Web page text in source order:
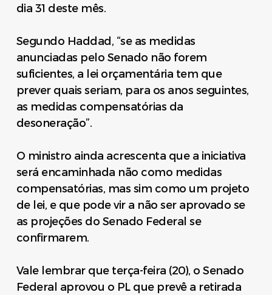
dia 31 deste mês.
Segundo Haddad, “se as medidas
anunciadas pelo Senado não forem
suficientes, a lei orçamentária tem que
prever quais seriam, para os anos seguintes,
as medidas compensatórias da
desoneração”.
O ministro ainda acrescenta que a iniciativa
será encaminhada não como medidas
compensatórias, mas sim como um projeto
de lei, e que pode vir a não ser aprovado se
as projeções do Senado Federal se
confirmarem.
Vale lembrar que terça-feira (20), o Senado
Federal aprovou o PL que prevê a retirada